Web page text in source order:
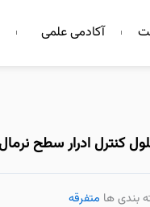
آکادمی علمی
کنترل ادرار سطح نرمال، ۵
بندی ها متفرقه